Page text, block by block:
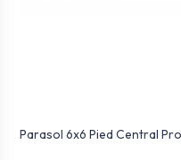
Parasol 6x6 Pied Central